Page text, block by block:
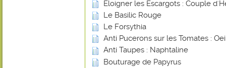
Eloigner les Escargots : Couple
Le Basilic Rouge
Le Forsythia
Anti Pucerons sur les Tomates :
Anti Taupes : Naphtaline
Bouturage de Papyrus